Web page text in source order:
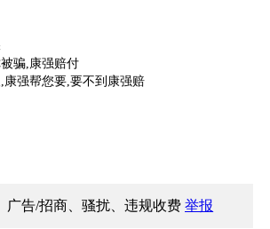
骗,康强赔付
康强帮您要,要不到康强赔
广告/招商、骚扰、违规收费举报